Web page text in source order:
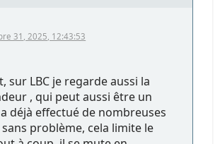
31, 2025, 12:43:53
sur LBC je regarde aussi la
, qui peut aussi être un
déjà effectué de nombreuses
problème, cela limite le